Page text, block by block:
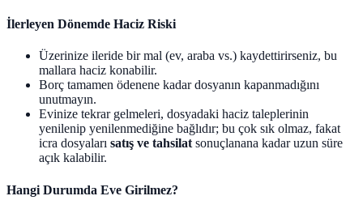
İlerleyen Dönemde Haciz Riski
Üzerinize ileride bir mal (ev, araba vs.) kaydettirirseniz, bu
mallara haciz konabilir.
Borç tamamen ödenene kadar dosyanın kapanmadığını
unutmayın.
Evinize tekrar gelmeleri, dosyadaki haciz taleplerinin
yenilenip yenilenmediğine bağlıdır; bu çok sık olmaz, fakat
icra dosyaları satış ve tahsilat sonuçlanana kadar uzun süre
açık kalabilir.
Hangi Durumda Eve Girilmez?